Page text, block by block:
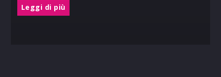
Leggi di più